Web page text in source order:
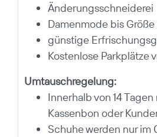
Änderungsschneiderei
Damenmode bis
günstige
Kostenlose Parkplätze
Umtauschregelung:
Innerhalb von 14
Kassenbon oder
Schuhe werden nur im